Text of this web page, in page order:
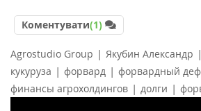
Коментувати(1)
Agrostudio Group | Якубин Александр |
кукуруза | форвард | форвардный
финансы агрохолдингов | долги |